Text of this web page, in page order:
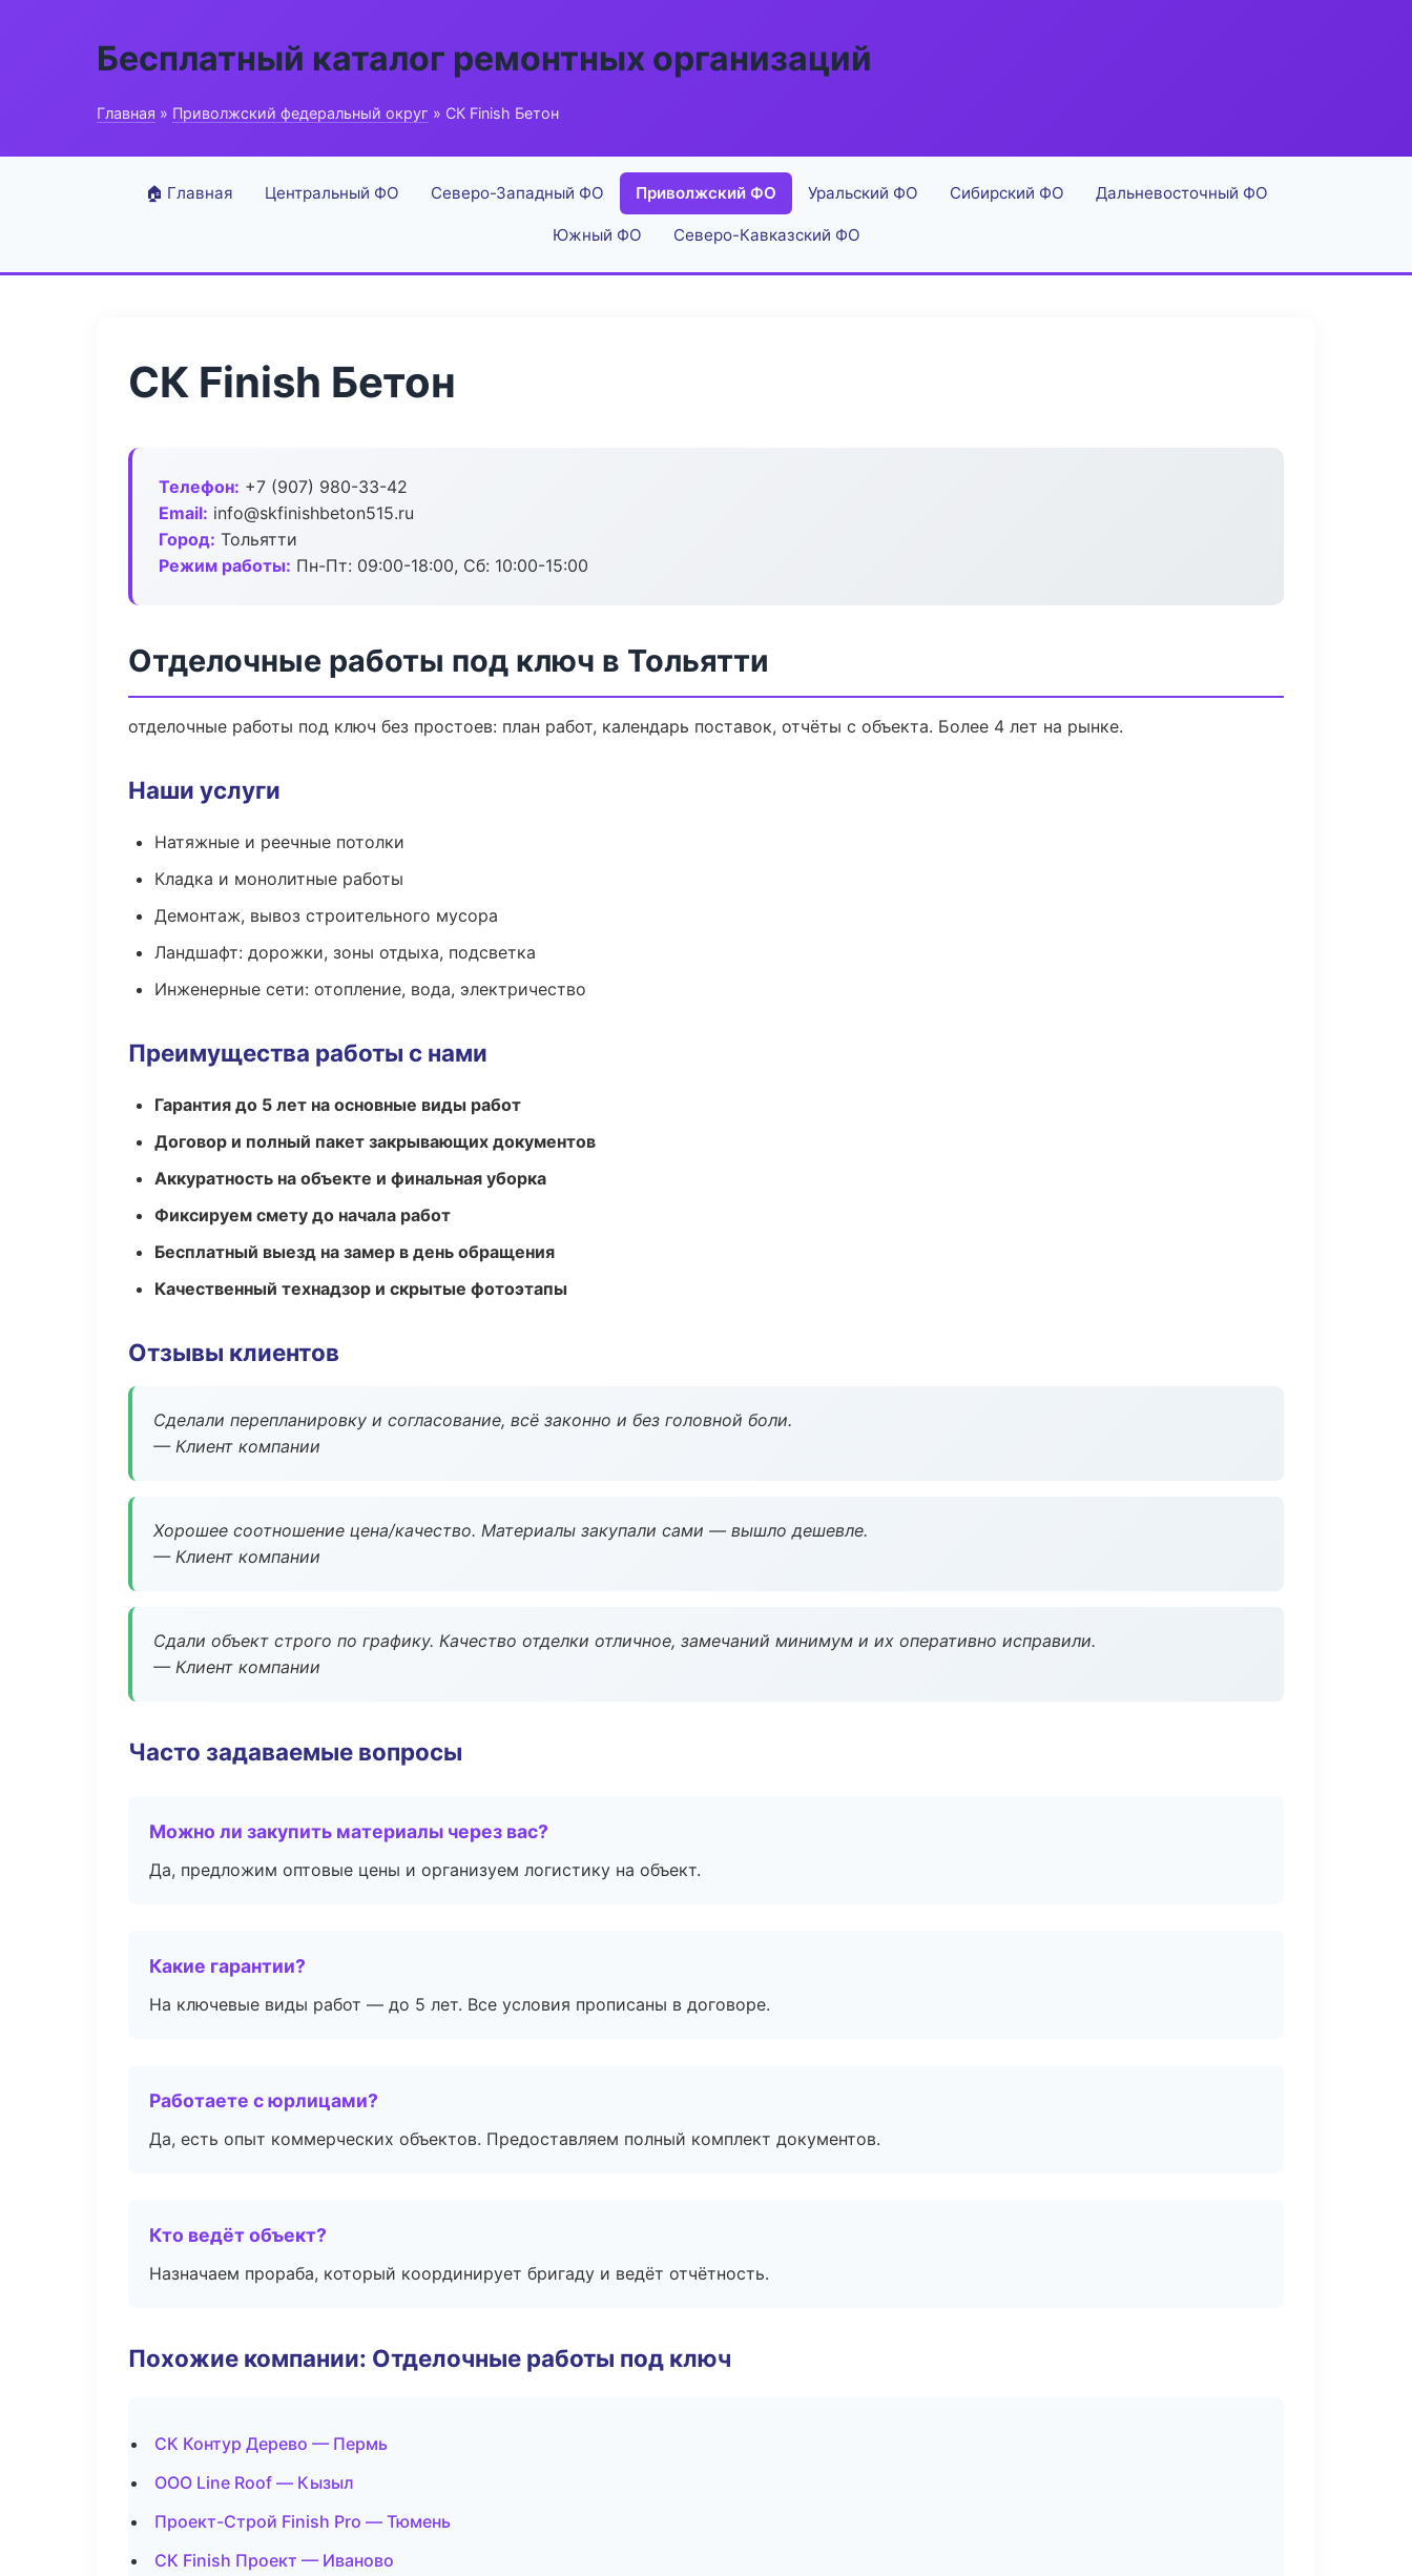
Бесплатный каталог ремонтных организаций
Главная » Приволжский федеральный округ » СК Finish Бетон
🏠 Главная Центральный ФО Северо-Западный ФО Приволжский ФО Уральский ФО Сибирский ФО Дальневосточный ФО
Южный ФО Северо-Кавказский ФО
СК Finish Бетон
Телефон: +7 (907) 980-33-42
Email: info@skfinishbeton515.ru
Город: Тольятти
Режим работы: Пн-Пт: 09:00-18:00, Сб: 10:00-15:00
Отделочные работы под ключ в Тольятти
отделочные работы под ключ без простоев: план работ, календарь поставок, отчёты с объекта. Более 4 лет на рынке.
Наши услуги
Натяжные и реечные потолки
Кладка и монолитные работы
Демонтаж, вывоз строительного мусора
Ландшафт: дорожки, зоны отдыха, подсветка
Инженерные сети: отопление, вода, электричество
Преимущества работы с нами
Гарантия до 5 лет на основные виды работ
Договор и полный пакет закрывающих документов
Аккуратность на объекте и финальная уборка
Фиксируем смету до начала работ
Бесплатный выезд на замер в день обращения
Качественный технадзор и скрытые фотоэтапы
Отзывы клиентов
Сделали перепланировку и согласование, всё законно и без головной боли.
— Клиент компании
Хорошее соотношение цена/качество. Материалы закупали сами — вышло дешевле.
— Клиент компании
Сдали объект строго по графику. Качество отделки отличное, замечаний минимум и их оперативно исправили.
— Клиент компании
Часто задаваемые вопросы
Можно ли закупить материалы через вас?
Да, предложим оптовые цены и организуем логистику на объект.
Какие гарантии?
На ключевые виды работ — до 5 лет. Все условия прописаны в договоре.
Работаете с юрлицами?
Да, есть опыт коммерческих объектов. Предоставляем полный комплект документов.
Кто ведёт объект?
Назначаем прораба, который координирует бригаду и ведёт отчётность.
Похожие компании: Отделочные работы под ключ
СК Контур Дерево — Пермь
ООО Line Roof — Кызыл
Проект-Строй Finish Pro — Тюмень
СК Finish Проект — Иваново